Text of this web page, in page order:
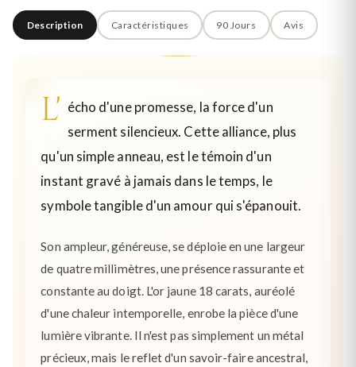
Description Caractéristiques 90 Jours Avis
L' écho d'une promesse, la force d'un
serment silencieux. Cette alliance, plus
qu'un simple anneau, est le témoin d'un
instant gravé à jamais dans le temps, le
symbole tangible d'un amour qui s'épanouit.
Son ampleur, généreuse, se déploie en une largeur
de quatre millimètres, une présence rassurante et
constante au doigt. L'or jaune 18 carats, auréolé
d'une chaleur intemporelle, enrobe la pièce d'une
lumière vibrante. Il n'est pas simplement un métal
précieux, mais le reflet d'un savoir-faire ancestral,